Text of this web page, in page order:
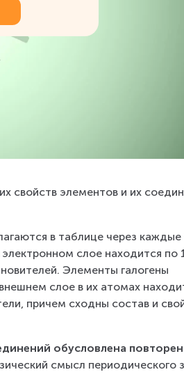
свойств элементов и их
в таблице через каждые
слое находится по
Элементы галогены
слое в их атомах
причем сходны состав и
обусловлена
смысл периодического